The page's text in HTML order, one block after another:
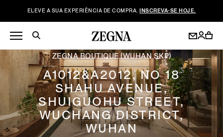
ELEVE A SUA EXPERIÊNCIA DE COMPRA. INSCREVA-SE HOJE.
ZEGNA BOUTIQUE (WUHAN SKP)
A1012&A2012, NO 18
SHAHU AVENUE,
SHUIGUOHU STREET,
WUCHANG DISTRICT,
WUHAN